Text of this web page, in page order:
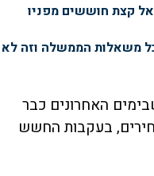
קצת חוששים מפניו
משאלות הממשלה וזה לא
האחרונים כבר
של יותר מ־9% במחירים, בעקבות החשש